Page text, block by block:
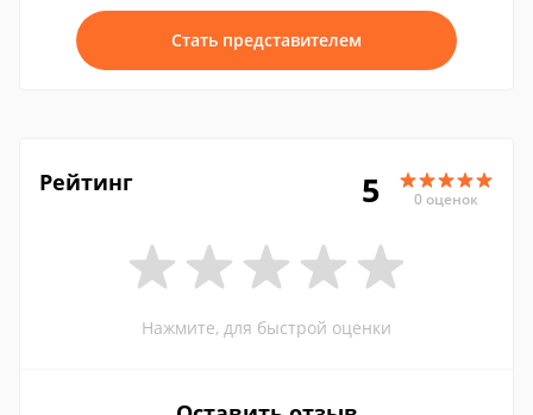
Стать представителем
Рейтинг 5 0 оценок
Нажмите, для быстрой оценки